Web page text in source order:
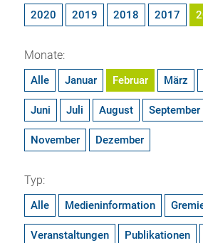
2020 2019 2018 2017
Monate:
Alle Januar Februar März
Juni Juli August September
November Dezember
Typ:
Alle Medieninformation
Veranstaltungen Publikationen